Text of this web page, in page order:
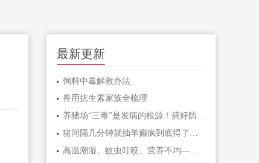
最新更新
饲料中毒解救办法
兽用抗生素家族全梳理
养猪场“三毒”是发病的根源！搞好防治很重要！
猪间隔几分钟就抽羊癫疯到底得了什么病呢？
高温潮湿、蚊虫叮咬、营养不均——猪湿疹三大诱因及预防对策